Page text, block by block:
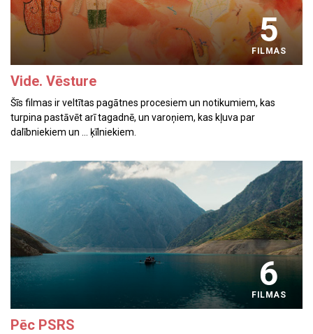
5
FILMAS
Vide. Vēsture
Šīs filmas ir veltītas pagātnes procesiem un notikumiem, kas
turpina pastāvēt arī tagadnē, un varoņiem, kas kļuva par
dalībniekiem un ... ķīlniekiem.
6
FILMAS
Pēc PSRS